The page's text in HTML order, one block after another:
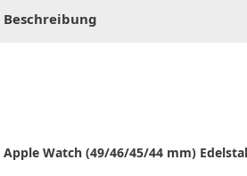
Beschreibung
Apple Watch (49/46/45/44 mm)